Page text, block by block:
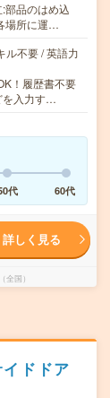
部品のはめ込
場所に運…
ル不要 / 英語力
！履歴書不要
を入力す…
代 60代
詳しく見る
国）
ドドア